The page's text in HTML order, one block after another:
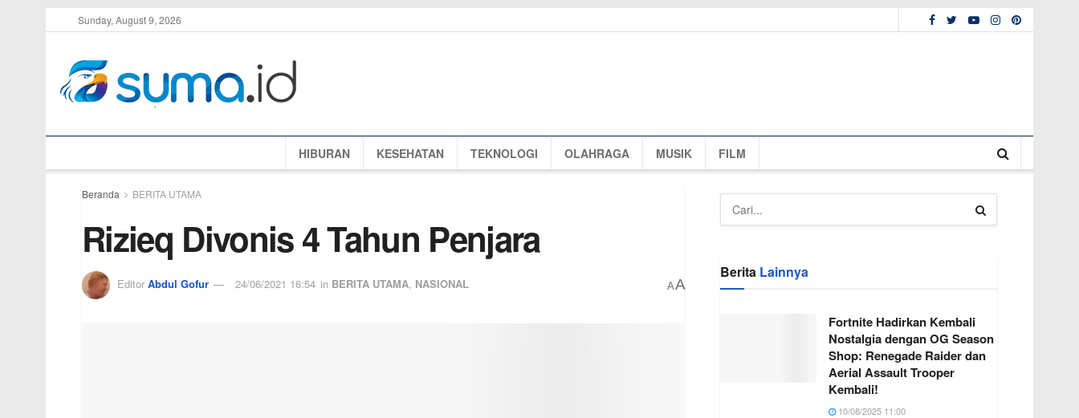
Sunday, August 9, 2026
HIBURAN KESEHATAN TEKNOLOGI OLAHRAGA MUSIK FILM
Beranda BERITA UTAMA
Rizieq Divonis 4 Tahun Penjara
Editor Abdul Gofur 24/06/2021 16:54 in BERITA UTAMA, NASIONAL AA
Berita Lainnya
Fortnite Hadirkan Kembali
Nostalgia dengan OG Season
Shop: Renegade Raider dan
Aerial Assault Trooper
Kembali!
10/08/2025 11:00